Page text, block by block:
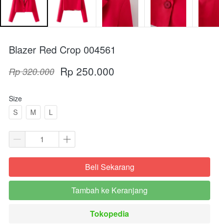
Blazer Red Crop 004561
Rp 320.000 Rp 250.000
Size
S
M L
`Beli Sekarang
`
Tambah ke Keranjang
`
Tokopedia